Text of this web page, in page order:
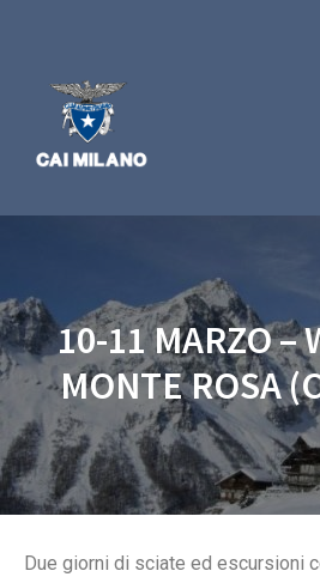
10-11 MARZO –
MONTE ROSA
Due giorni di sciate ed escursioni